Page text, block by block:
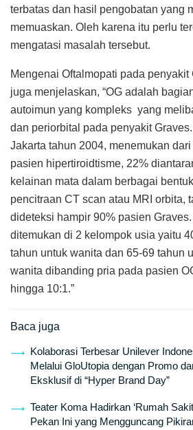
terbatas dan hasil pengobatan yang
memuaskan. Oleh karena itu perlu
mengatasi masalah tersebut.
Mengenai Oftalmopati pada penyakit
juga menjelaskan, “OG adalah
autoimun yang kompleks yang
dan periorbital pada penyakit
Jakarta tahun 2004, menemukan
pasien hipertiroidtisme, 22%
kelainan mata dalam berbagai
pencitraan CT scan atau MRI orbita,
dideteksi hampir 90% pasien
ditemukan di 2 kelompok usia yaitu
tahun untuk wanita dan 65-69 tahun
wanita dibanding pria pada pasien
hingga 10:1.”
Baca juga
Kolaborasi Terbesar Unilever
Melalui GloUtopia dengan Promo
Eksklusif di “Hyper Brand Day”
Teater Koma Hadirkan ‘Rumah
Pekan Ini yang Mengguncang